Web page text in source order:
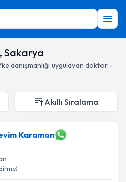
Sakarya
danışmanlığı uygulayan doktor -
Akıllı Sıralama
Karaman